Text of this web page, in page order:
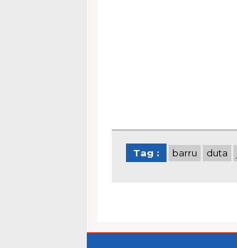
Tag : barru duta